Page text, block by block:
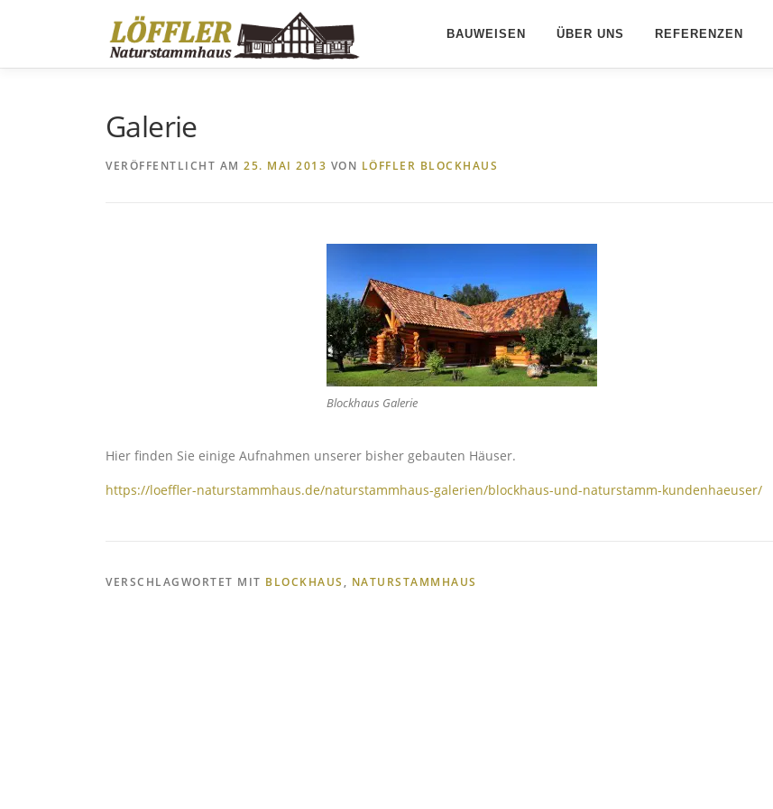
BAUWEISEN ÜBER UNS REFERENZEN
Galerie
VERÖFFENTLICHT AM 25. MAI 2013 VON LÖFFLER BLOCKHAUS
Blockhaus Galerie
Hier finden Sie einige Aufnahmen unserer bisher gebauten Häuser.
https://loeffler-naturstammhaus.de/naturstammhaus-galerien/blockhaus-und-naturstamm-kundenhaeuser/
VERSCHLAGWORTET MIT BLOCKHAUS , NATURSTAMMHAUS